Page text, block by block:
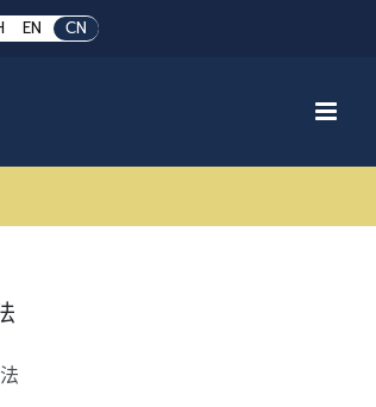
EN CN